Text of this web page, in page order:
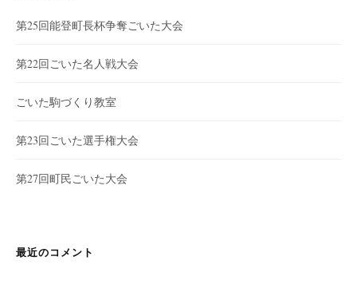
第25回能登町長杯争奪ごいた大会
第22回ごいた名人戦大会
ごいた駒づくり教室
第23回ごいた選手権大会
第27回町民ごいた大会
最近のコメント